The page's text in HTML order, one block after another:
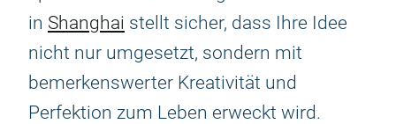
in Shanghai stellt sicher, dass Ihre Idee
nicht nur umgesetzt, sondern mit
bemerkenswerter Kreativität und
Perfektion zum Leben erweckt wird.